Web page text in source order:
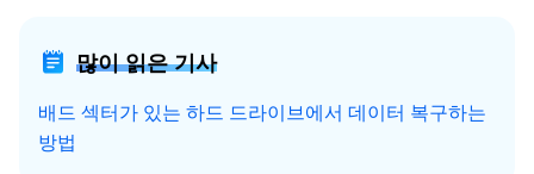
많이 읽은 기사
배드 섹터가 있는 하드 드라이브에서 데이터 복구하는
방법